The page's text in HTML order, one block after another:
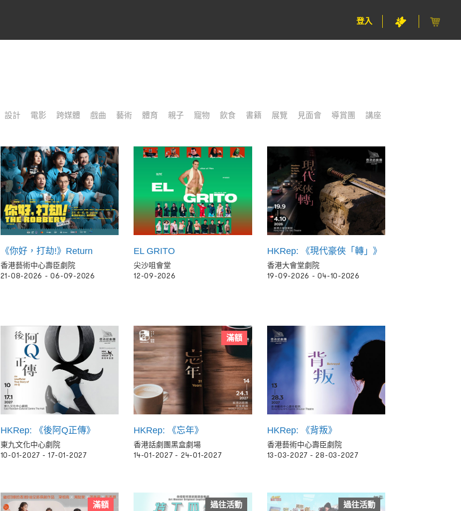
登入
設計 電影 跨媒體 戲曲 藝術 體育 親子 寵物 飲食 書籍 展覽 見面會 導賞團
講座
《你好，打劫!》Return
香港藝術中心壽臣劇院
21-08-2026 - 06-09-2026
EL GRITO
尖沙咀會堂
12-09-2026
HKRep: 《現代豪俠「轉」》
香港大會堂劇院
19-09-2026 - 04-10-2026
HKRep: 《後阿Q正傳》
東九文化中心劇院
10-01-2027 - 17-01-2027
滿額
HKRep: 《忘年》
香港話劇團黑盒劇場
14-01-2027 - 24-01-2027
HKRep: 《背叛》
香港藝術中心壽臣劇院
13-03-2027 - 28-03-2027
滿額 過往活動 過往活動